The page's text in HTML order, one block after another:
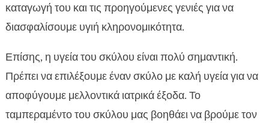
καταγωγή του και τις προηγούμενες γενιές για να
διασφαλίσουμε υγιή κληρονομικότητα.
Επίσης, η υγεία του σκύλου είναι πολύ σημαντική.
Πρέπει να επιλέξουμε έναν σκύλο με καλή υγεία για να
αποφύγουμε μελλοντικά ιατρικά έξοδα. Το
ταμπεραμέντο του σκύλου μας βοηθάει να βρούμε τον